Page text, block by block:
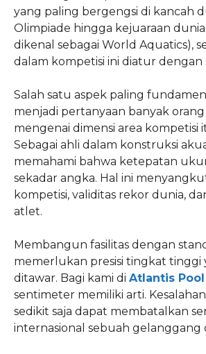
yang paling bergengsi di kancah
Olimpiade hingga kejuaraan dunia
dikenal sebagai World Aquatics),
dalam kompetisi ini diatur dengan
Salah satu aspek paling
menjadi pertanyaan banyak
mengenai dimensi area kompetisi
Sebagai ahli dalam konstruksi
memahami bahwa ketepatan
sekadar angka. Hal ini
kompetisi, validitas rekor dunia,
atlet.
Membangun fasilitas dengan
memerlukan presisi tingkat tinggi
ditawar. Bagi kami di Atlantis Pool
sentimeter memiliki arti.
sedikit saja dapat membatalkan
internasional sebuah gelanggang